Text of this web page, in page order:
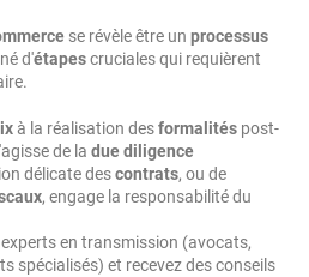
se révèle être un processus
d'étapescruciales qui requièrent
à la réalisation desformalités post-
de la due diligence
délicate descontrats, ou de
, engage la responsabilité du
experts en transmission (avocats,
spécialisés) et recevez des conseils